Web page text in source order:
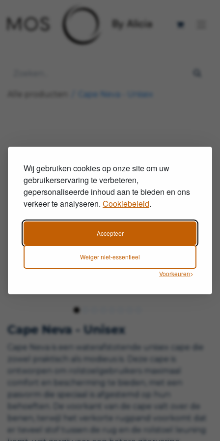
Wij gebruiken cookies op onze site om uw
gebruikerservaring te verbeteren,
gepersonaliseerde inhoud aan te bieden en ons
verkeer te analyseren. Cookiebeleid.
Accepteer
Weiger niet-essentieel
Voorkeuren
Cape Neva - Unisex
Cape Neva - Unisex
Cape Neva is een waterafstotende unisex cape die
zowel praktisch als modieus is. Deze cape is
behoeften. De voorkant van de cape valt over de